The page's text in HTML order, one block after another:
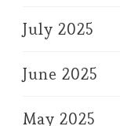
July 2025
June 2025
May 2025